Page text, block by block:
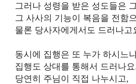
그러나 성령을 받은 성도들은
그 사사의 기능이 복음을 전함
물론 당사자에게서도 드러나고
동시에 집행은 또 누가 하시느
집행도 상대를 통해서 드러나
당연히 주님이 직접 나누시고,